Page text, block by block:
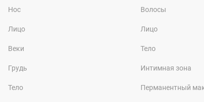
Нос
Лицо
Веки
Грудь
Тело
Волосы
Лицо
Тело
Интимная зона
Перманентный